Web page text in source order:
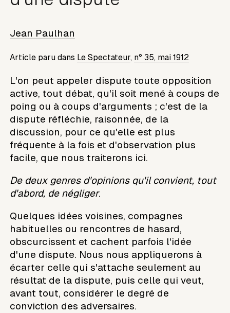
Jean Paulhan
Article paru dans Le Spectateur, n° 35, mai 1912
L'on peut appeler dispute toute opposition
active, tout débat, qu'il soit mené à coups de
poing ou à coups d'arguments ; c'est de la
dispute réfléchie, raisonnée, de la
discussion, pour ce qu'elle est plus
fréquente à la fois et d'observation plus
facile, que nous traiterons ici.
De deux genres d'opinions qu'il convient, tout
d'abord, de négliger.
Quelques idées voisines, compagnes
habituelles ou rencontres de hasard,
obscurcissent et cachent parfois l'idée
d'une dispute. Nous nous appliquerons à
écarter celle qui s'attache seulement au
résultat de la dispute, puis celle qui veut,
avant tout, considérer le degré de
conviction des adversaires.